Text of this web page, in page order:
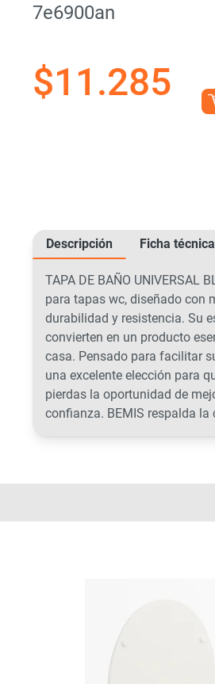
7e6900an
$11.285
Descripción Ficha técnica
TAPA DE BAÑO UNIVERSAL
para tapas wc, diseñado con
durabilidad y resistencia. Su
convierten en un producto
casa. Pensado para facilitar
una excelente elección para
pierdas la oportunidad de
confianza. BEMIS respalda